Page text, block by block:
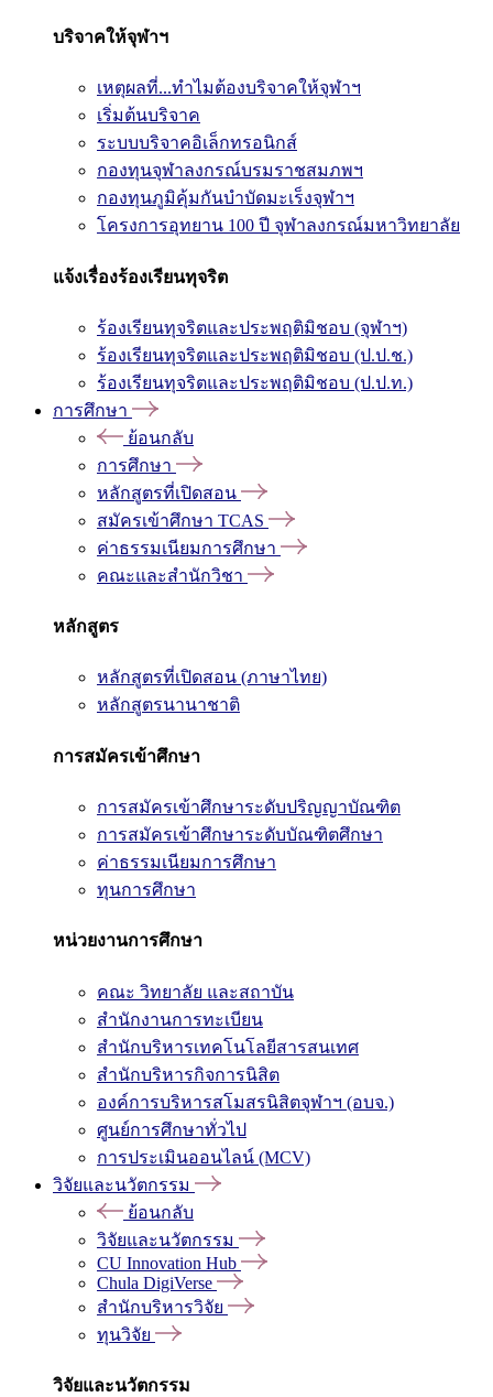
บริจาคให้จุฬาฯ
เหตุผลที่...ทำไมต้องบริจาคให้จุฬาฯ
เริ่มต้นบริจาค
ระบบบริจาคอิเล็กทรอนิกส์
กองทุนจุฬาลงกรณ์บรมราชสมภพฯ
กองทุนภูมิคุ้มกันบำบัดมะเร็งจุฬาฯ
โครงการอุทยาน 100 ปี จุฬาลงกรณ์มหาวิทยาลัย
แจ้งเรื่องร้องเรียนทุจริต
ร้องเรียนทุจริตและประพฤติมิชอบ (จุฬาฯ)
ร้องเรียนทุจริตและประพฤติมิชอบ (ป.ป.ช.)
ร้องเรียนทุจริตและประพฤติมิชอบ (ป.ป.ท.)
การศึกษา
ย้อนกลับ
การศึกษา
หลักสูตรที่เปิดสอน
สมัครเข้าศึกษา TCAS
ค่าธรรมเนียมการศึกษา
คณะและสำนักวิชา
หลักสูตร
หลักสูตรที่เปิดสอน (ภาษาไทย)
หลักสูตรนานาชาติ
การสมัครเข้าศึกษา
การสมัครเข้าศึกษาระดับปริญญาบัณฑิต
การสมัครเข้าศึกษาระดับบัณฑิตศึกษา
ค่าธรรมเนียมการศึกษา
ทุนการศึกษา
หน่วยงานการศึกษา
คณะ วิทยาลัย และสถาบัน
สำนักงานการทะเบียน
สำนักบริหารเทคโนโลยีสารสนเทศ
สำนักบริหารกิจการนิสิต
องค์การบริหารสโมสรนิสิตจุฬาฯ (อบจ.)
ศูนย์การศึกษาทั่วไป
การประเมินออนไลน์ (MCV)
วิจัยและนวัตกรรม
ย้อนกลับ
วิจัยและนวัตกรรม
CU Innovation Hub
Chula DigiVerse
สำนักบริหารวิจัย
ทุนวิจัย
วิจัยและนวัตกรรม